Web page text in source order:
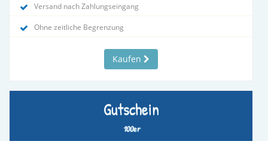
Versand nach Zahlungseingang
Ohne zeitliche Begrenzung
Kaufen
Gutschein
100er